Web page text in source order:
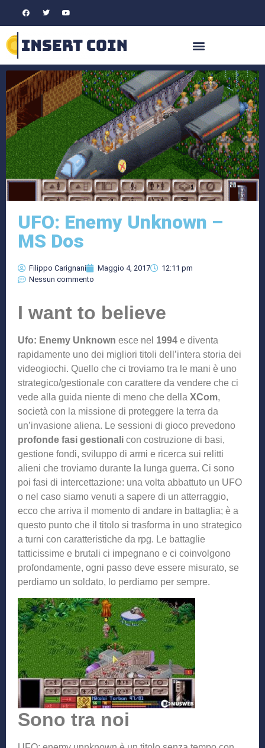
UFO: Enemy Unknown –
MS Dos
Filippo Carignani Maggio 4, 2017
12:11 pm
Nessun commento
I want to believe
Ufo: Enemy Unknown esce nel 1994 e diventa
rapidamente uno dei migliori titoli dell’intera storia dei
videogiochi. Quello che ci troviamo tra le mani è uno
strategico/gestionale con carattere da vendere che ci
vede alla guida niente di meno che della XCom,
società con la missione di proteggere la terra da
un’invasione aliena. Le sessioni di gioco prevedono
profonde fasi gestionali con costruzione di basi,
gestione fondi, sviluppo di armi e ricerca sui relitti
alieni che troviamo durante la lunga guerra. Ci sono
poi fasi di intercettazione: una volta abbattuto un UFO
o nel caso siamo venuti a sapere di un atterraggio,
ecco che arriva il momento di andare in battaglia; è a
questo punto che il titolo si trasforma in uno strategico
a turni con caratteristiche da rpg. Le battaglie
tatticissime e brutali ci impegnano e ci coinvolgono
profondamente, ogni passo deve essere misurato, se
perdiamo un soldato, lo perdiamo per sempre.
Sono tra noi